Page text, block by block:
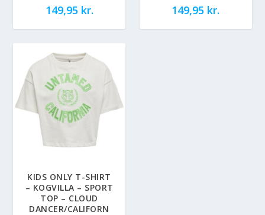
149,95 kr. 149,95 kr.
KIDS ONLY T-SHIRT
– KOGVILLA – SPORT
TOP – CLOUD
DANCER/CALIFORN